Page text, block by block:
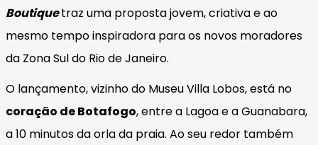
Boutiquetraz uma proposta jovem, criativa e ao
mesmo tempo inspiradora para os novos moradores
da Zona Sul do Rio de Janeiro.
O lançamento, vizinho do Museu Villa Lobos, está no
coração de Botafogo, entre a Lagoa e a Guanabara,
a 10 minutos da orla da praia. Ao seu redor também